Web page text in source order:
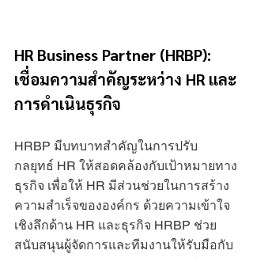
HR Business Partner (HRBP):
เชื่อมความสำคัญระหว่าง HR และ
การดำเนินธุรกิจ
HRBP มีบทบาทสำคัญในการปรับ
กลยุทธ์ HR ให้สอดคล้องกับเป้าหมายทาง
ธุรกิจ เพื่อให้ HR มีส่วนช่วยในการสร้าง
ความสำเร็จขององค์กร ด้วยความเข้าใจ
เชิงลึกด้าน HR และธุรกิจ HRBP ช่วย
สนับสนุนผู้จัดการและทีมงานให้รับมือกับ